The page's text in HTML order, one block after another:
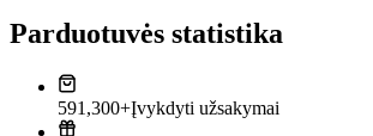
Parduotuvės statistika
591,300+Įvykdyti užsakymai